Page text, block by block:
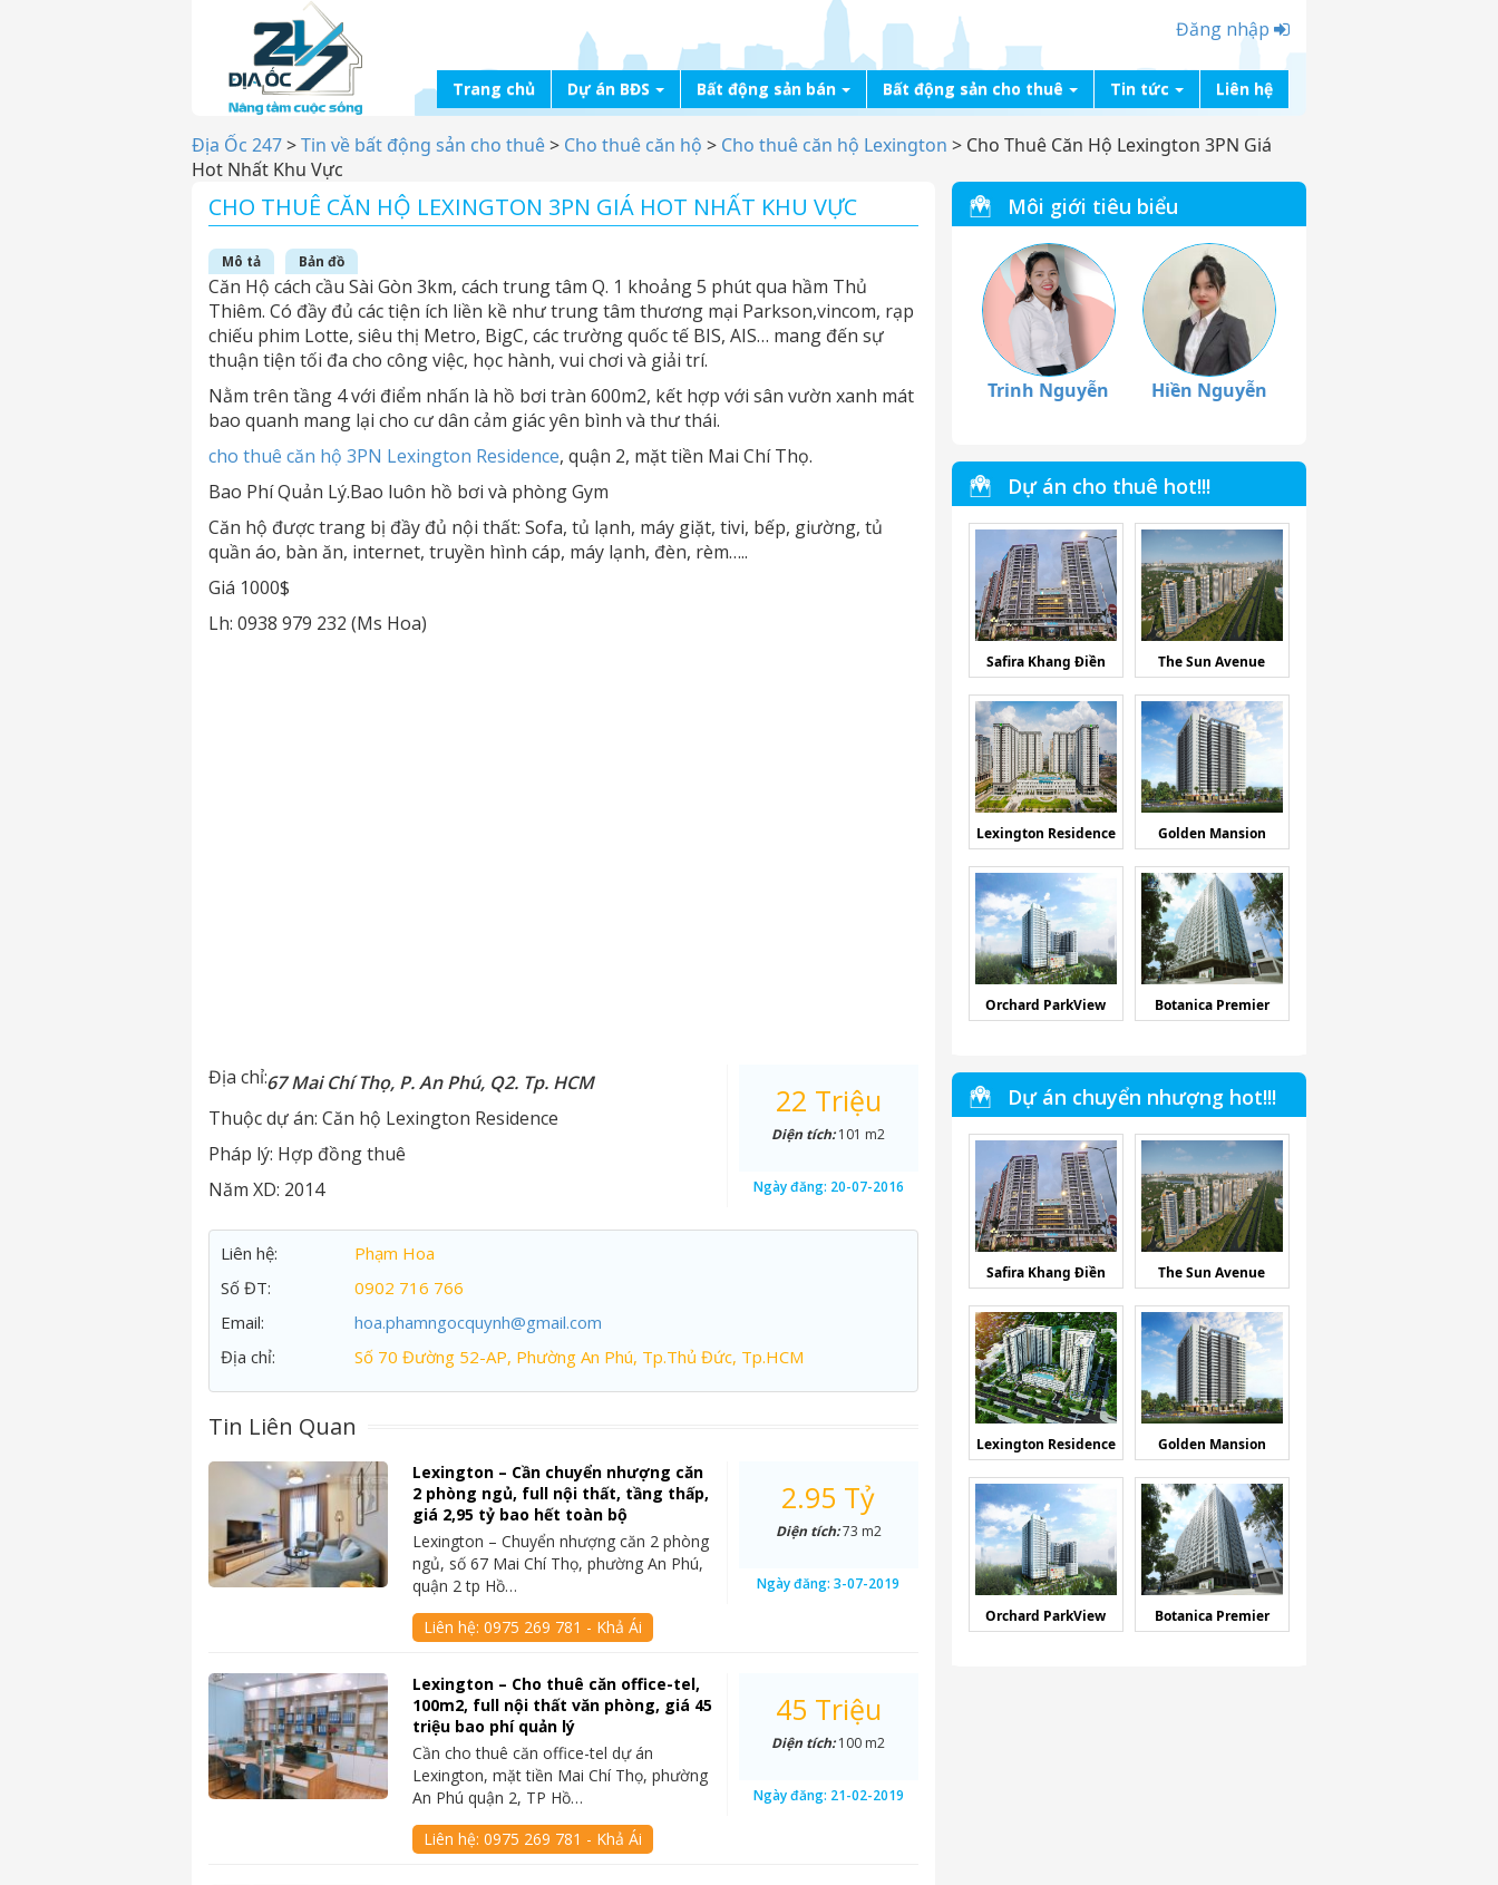
Đăng nhập
Trang chủ Dự án BĐS Bất động sản bán Bất động sản cho thuê Tin tức Liên hệ
Địa Ốc 247>Tin về bất động sản cho thuê> Cho thuê căn hộ > Cho thuê căn hộ Lexington > Cho Thuê Căn Hộ Lexington 3PN Giá
Hot Nhất Khu Vực
CHO THUÊ CĂN HỘ LEXINGTON 3PN GIÁ HOT NHẤT KHU VỰC
Mô tả Bản đồ
Căn Hộ cách cầu Sài Gòn 3km, cách trung tâm Q. 1 khoảng 5 phút qua hầm Thủ
Thiêm. Có đầy đủ các tiện ích liền kề như trung tâm thương mại Parkson,vincom, rạp
chiếu phim Lotte, siêu thị Metro, BigC, các trường quốc tế BIS, AIS… mang đến sự
thuận tiện tối đa cho công việc, học hành, vui chơi và giải trí.
Nằm trên tầng 4 với điểm nhấn là hồ bơi tràn 600m2, kết hợp với sân vườn xanh mát
bao quanh mang lại cho cư dân cảm giác yên bình và thư thái.
cho thuê căn hộ 3PN Lexington Residence, quận 2, mặt tiền Mai Chí Thọ.
Bao Phí Quản Lý.Bao luôn hồ bơi và phòng Gym
Căn hộ được trang bị đầy đủ nội thất: Sofa, tủ lạnh, máy giặt, tivi, bếp, giường, tủ
quần áo, bàn ăn, internet, truyền hình cáp, máy lạnh, đèn, rèm…..
Giá 1000$
Lh: 0938 979 232 (Ms Hoa)
Địa chỉ:67 Mai Chí Thọ, P. An Phú, Q2. Tp. HCM
Thuộc dự án: Căn hộ Lexington Residence
Pháp lý: Hợp đồng thuê
Năm XD: 2014
22 Triệu
Diện tích:101 m2
Ngày đăng: 20-07-2016
Liên hệ:
Phạm Hoa
Số ĐT:
0902 716 766
Email:
hoa.phamngocquynh@gmail.com
Địa chỉ:
Số 70 Đường 52-AP, Phường An Phú, Tp.Thủ Đức, Tp.HCM
Tin Liên Quan
Lexington – Cần chuyển nhượng căn
2 phòng ngủ, full nội thất, tầng thấp,
giá 2,95 tỷ bao hết toàn bộ
Lexington – Chuyển nhượng căn 2 phòng
ngủ, số 67 Mai Chí Thọ, phường An Phú,
quận 2 tp Hồ…
Liên hệ:0975 269 781 - Khả Ái
2.95 Tỷ
Diện tích:73 m2
Ngày đăng:3-07-2019
Lexington – Cho thuê căn office-tel,
100m2, full nội thất văn phòng, giá 45
triệu bao phí quản lý
Cần cho thuê căn office-tel dự án
Lexington, mặt tiền Mai Chí Thọ, phường
An Phú quận 2, TP Hồ…
Liên hệ:0975 269 781 - Khả Ái
45 Triệu
Diện tích:100 m2
Ngày đăng: 21-02-2019
Môi giới tiêu biểu
Trinh Nguyễn Hiền Nguyễn
Dự án cho thuê hot!!!
Safira Khang Điền The Sun Avenue
Lexington Residence Golden Mansion
Orchard ParkView Botanica Premier
Dự án chuyển nhượng hot!!!
Safira Khang Điền The Sun Avenue
Lexington Residence Golden Mansion
Orchard ParkView Botanica Premier